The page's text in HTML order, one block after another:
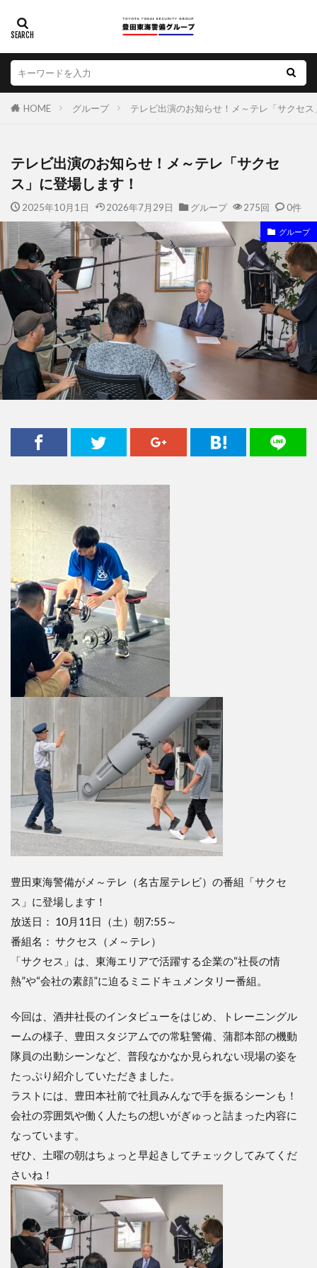
HOME グループ テレビ出演のお知らせ！メ～テレ「サクセ
テレビ出演のお知らせ！メ～テレ「サクセ
ス」に登場します！
2025年10月1日 2026年7月29日 グループ 275回 0件
グループ
豊田東海警備がメ～テレ（名古屋テレビ）の番組「サクセ
ス」に登場します！
放送日： 10月11日（土）朝7:55～
番組名： サクセス（メ～テレ）
「サクセス」は、東海エリアで活躍する企業の“社長の情
熱”や“会社の素顔”に迫るミニドキュメンタリー番組。
今回は、酒井社長のインタビューをはじめ、トレーニングル
ームの様子、豊田スタジアムでの常駐警備、蒲郡本部の機動
隊員の出動シーンなど、普段なかなか見られない現場の姿を
たっぷり紹介していただきました。
ラストには、豊田本社前で社員みんなで手を振るシーンも！
会社の雰囲気や働く人たちの想いがぎゅっと詰まった内容に
なっています。
ぜひ、土曜の朝はちょっと早起きしてチェックしてみてくだ
さいね！